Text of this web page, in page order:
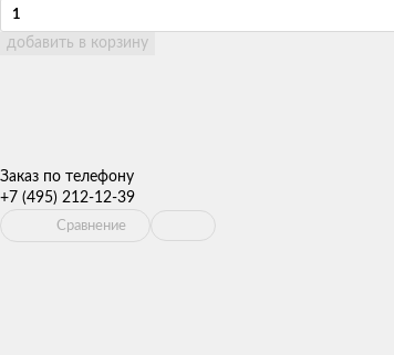
добавить в корзину
Заказ по телефону
+7 (495) 212-12-39
Сравнение